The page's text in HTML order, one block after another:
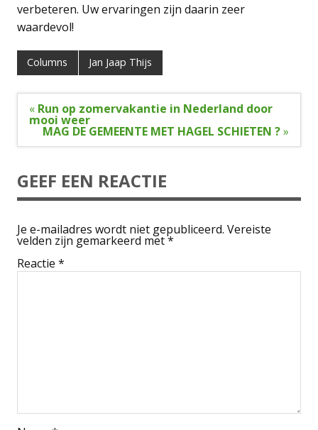
verbeteren. Uw ervaringen zijn daarin zeer
waardevol!
Columns Jan Jaap Thijs
Bericht
navigatie
« Run op zomervakantie in Nederland door
mooi weer
MAG DE GEMEENTE MET HAGEL SCHIETEN ?»
GEEF EEN REACTIE
Je e-mailadres wordt niet gepubliceerd. Vereiste
velden zijn gemarkeerd met*
Reactie *